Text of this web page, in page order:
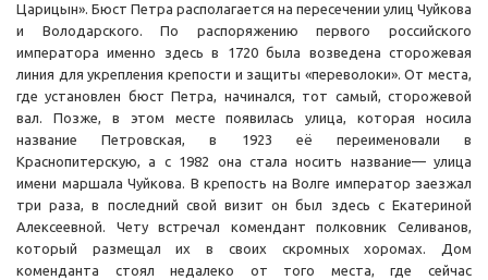
Царицын». Бюст Петра располагается на пересечении улиц Чуйкова
и Володарского. По распоряжению первого российского
императора именно здесь в 1720 была возведена сторожевая
линия для укрепления крепости и защиты «переволоки». От места,
где установлен бюст Петра, начинался, тот самый, сторожевой
вал. Позже, в этом месте появилась улица, которая носила
название Петровская, в 1923 её переименовали в
Краснопитерскую, а с 1982 она стала носить название— улица
имени маршала Чуйкова. В крепость на Волге император заезжал
три раза, в последний свой визит он был здесь с Екатериной
Алексеевной. Чету встречал комендант полковник Селиванов,
который размещал их в своих скромных хоромах. Дом
коменданта стоял недалеко от того места, где сейчас